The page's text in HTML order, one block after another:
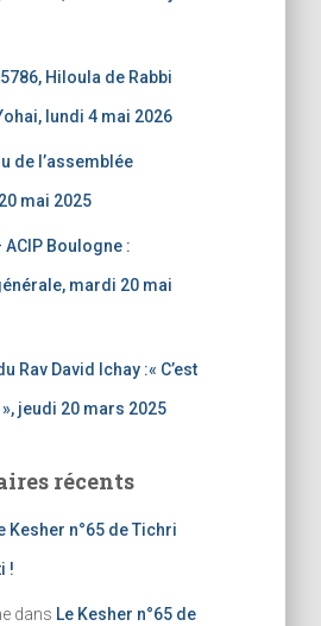
Hiloula de Rabbi
lundi 4 mai 2026
de l’assemblée
mai 2025
ACIP Boulogne :
mardi 20 mai
Rav David Ichay :« C’est
jeudi 20 mars 2025
récents
Kesher n°65 de Tichri
!
dans Le Kesher n°65 de